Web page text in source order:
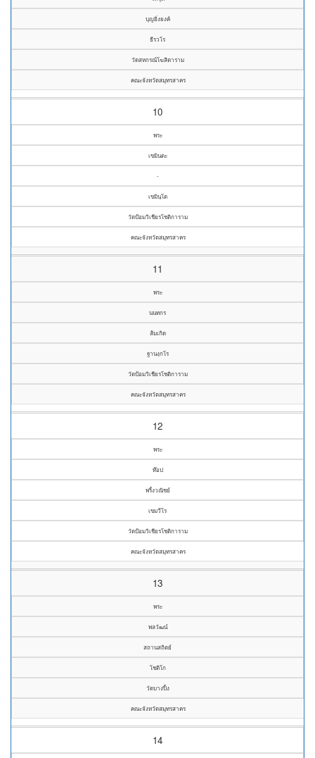
บุญยิ่งยงค์
ธีรวโร
วัดสหกรณ์โฆสิตาราม
คณะจังหวัดสมุทรสาคร
10
พระ
เขมินตะ
-
เขมินฺโต
วัดป้อมวิเชียรโชติการาม
คณะจังหวัดสมุทรสาคร
11
พระ
นนทกร
ส้มเกิด
ฐานงฺกโร
วัดป้อมวิเชียรโชติการาม
คณะจังหวัดสมุทรสาคร
12
พระ
ท๊อป
พริ้งวณิชย์
เขมวีโร
วัดป้อมวิเชียรโชติการาม
คณะจังหวัดสมุทรสาคร
13
พระ
พลวัฒน์
สถานสถิตย์
โชติโก
วัดบางปิ้ง
คณะจังหวัดสมุทรสาคร
14